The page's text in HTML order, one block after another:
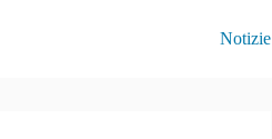
Notizie